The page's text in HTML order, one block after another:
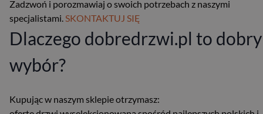
Zadzwoń i porozmawiaj o swoich potrzebach z naszymi
specjalistami. SKONTAKTUJ SIĘ
Dlaczego dobredrzwi.pl to dobry
wybór?
Kupując w naszym sklepie otrzymasz: